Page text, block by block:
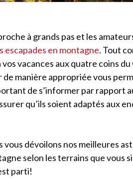
à grands pas et les
escapades en montagne. Tout
vacances aux quatre coins
de manière appropriée vous
de s’informer par rapport
qu’ils soient adaptés aux
vous dévoilons nos meilleures
selon les terrains que vous
parti!